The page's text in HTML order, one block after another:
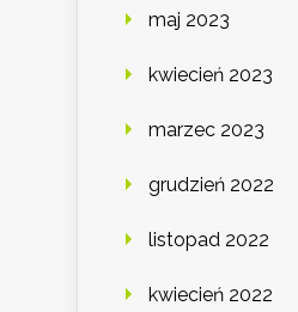
maj 2023
kwiecień 2023
marzec 2023
grudzień 2022
listopad 2022
kwiecień 2022